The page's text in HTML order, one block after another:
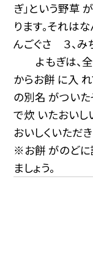
ぎ」という野草
ります。それは
んごぐさ ３、みち
よもぎは、全
からお餅 に入
の別名 がついた
で炊 いたおいし
おいしくいただき
※お餅 がのどに
ましょう。